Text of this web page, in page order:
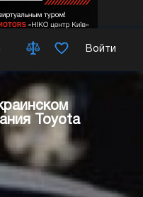
Войти
Toyota